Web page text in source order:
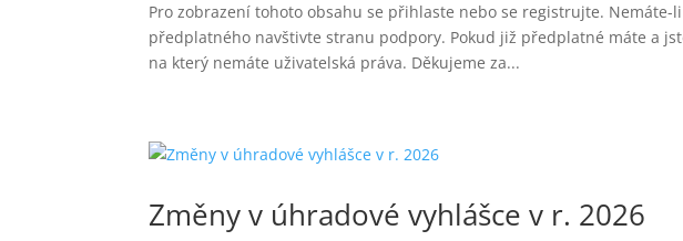
Pro zobrazení tohoto obsahu se přihlaste nebo se registrujte.
předplatného navštivte stranu podpory. Pokud již předplatné máte a
na který nemáte uživatelská práva. Děkujeme za...
Změny v úhradové vyhlášce v r. 2026